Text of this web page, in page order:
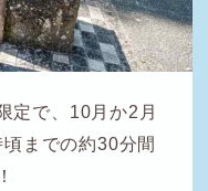
定で、10月か2月
までの約30分間